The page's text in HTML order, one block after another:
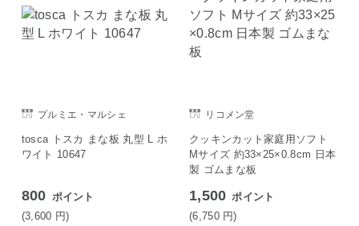
プルミエ・マルシェ
tosca トスカ まな板 丸型 L ホ
ワイト 10647
800 ポイント
(3,600 円)
リコメン堂
クッキンカット家庭用ソフト
Mサイズ 約33×25×0.8cm 日本
製 ゴムまな板
1,500 ポイント
(6,750 円)